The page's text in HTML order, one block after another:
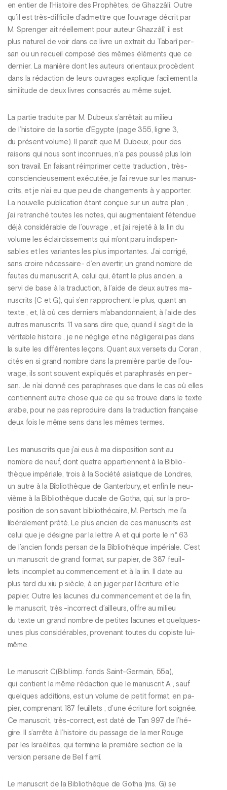
en entier de l’Histoire des Prophètes, de Ghazzâlî. Outre
qu’il est très-difficile d’admettre que l’ouvrage décrit par
M. Sprenger ait réellement pour auteur Ghazzâlî, il est
plus naturel de voir dans ce livre un extrait du Tabarî per-
san ou un recueil composé des mêmes éléments que ce
dernier. La manière dont les auteurs orientaux procèdent
dans la rédaction de leurs ouvrages explique facilement la
similitude de deux livres consacrés au même sujet.
La partie traduite par M. Dubeux s’arrêtait au milieu
de l’histoire de la sortie d’Egypte (page 355, ligne 3,
du présent volume). Il paraît que M. Dubeux, pour des
raisons qui nous sont inconnues, n’a pas poussé plus loin
son travail. En faisant réimprimer cette traduction , très-
consciencieusement exécutée, je l’ai revue sur les manus-
crits, et je n’ai eu que peu de changements à y apporter.
La nouvelle publication étant conçue sur un autre plan ,
j’ai retranché toutes les notes, qui augmentaient l’étendue
déjà considérable de l’ouvrage , et j’ai rejeté à la lin du
volume les éclaircissements qui m’ont paru indispen-
sables et les variantes les plus importantes. J’ai corrigé,
sans croire nécessaire- d’en avertir, un grand nombre de
fautes du manuscrit A, celui qui, étant le plus ancien, a
servi de base à la traduction, à l’aide de deux autres ma-
nuscrits (C et G), qui s’en rapprochent le plus, quant an
texte , et, là où ces derniers m’abandonnaient, à l’aide des
autres manuscrits. 11 va sans dire que, quand il s’agit de la
véritable histoire , je ne néglige et ne négligerai pas dans
la suite les différentes leçons. Quant aux versets du Coran ,
cités en si grand nombre dans la première partie de l’ou-
vrage, ils sont souvent expliqués et paraphrasés en per-
san. Je n’ai donné ces paraphrases que dans le cas où elles
contiennent autre chose que ce qui se trouve dans le texte
arabe, pour ne pas reproduire dans la traduction française
deux fois le même sens dans les mêmes termes.
Les manuscrits que j’ai eus à ma disposition sont au
nombre de neuf, dont quatre appartiennent à la Biblio-
thèque impériale, trois à la Société asiatique de Londres,
un autre à la Bibliothèque de Ganterbury, et enfin le neu-
vième à la Bibliothèque ducale de Gotha, qui, sur la pro-
position de son savant bibliothécaire, M. Pertsch, me l’a
libéralement prêté. Le plus ancien de ces manuscrits est
celui que je désigne par la lettre A et qui porte le n° 63
de l’ancien fonds persan de la Bibliothèque impériale. C’est
un manuscrit de grand format, sur papier, de 387 feuil-
lets, incomplet au commencement et à la iin. Il date au
plus tard du xiu p siècle, à en juger par l’écriture et le
papier. Outre les lacunes du commencement et de la fin,
le manuscrit, très -incorrect d’ailleurs, offre au milieu
du texte un grand nombre de petites lacunes et quelques-
unes plus considérables, provenant toutes du copiste lui-
même.
Le manuscrit C(Bibl.imp. fonds Saint-Germain, 55a),
qui contient la même rédaction que le manuscrit A , sauf
quelques additions, est un volume de petit format, en pa-
pier, comprenant 187 feuillets , d’une écriture fort soignée.
Ce manuscrit, très-correct, est daté de Tan 997 de l’hé-
gire. Il s’arrête à l’histoire du passage de la mer Rouge
par les Israélites, qui termine la première section de la
version persane de Bel f amî.
Le manuscrit de la Bibliothèque de Gotha (ms. G) se